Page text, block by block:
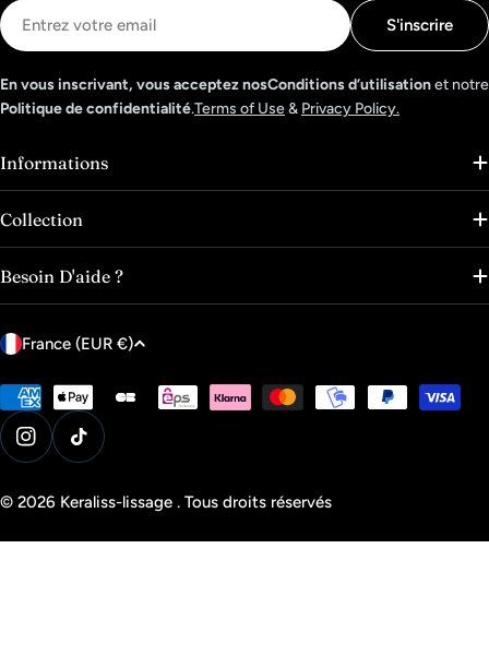
E-
mail
S'inscrire
En vous inscrivant, vous acceptez nosConditions d’utilisationet notre
Politique de confidentialité.Terms of Use& Privacy Policy.
Informations
Collection
Besoin D'aide ?
P
y
s
/
é
g
France (EUR €)
Modes
de
paiement
InstagramTik Tok
© 2026 Keraliss-lissage . Tous droits réservés